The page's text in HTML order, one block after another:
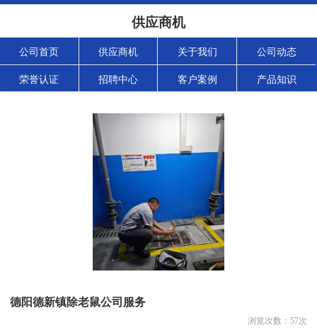
供应商机
公司首页 供应商机 关于我们 公司动态
荣誉认证 招聘中心 客户案例 产品知识
德阳德新镇除老鼠公司服务
浏览次数： 57次